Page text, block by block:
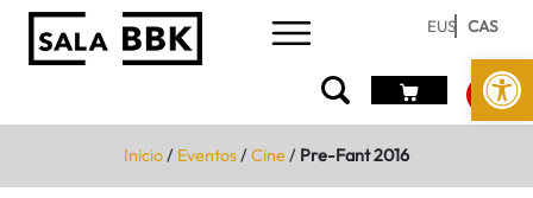
Abrir
EUS CAS
Inicio/ Eventos/Cine/ Pre-Fant 2016